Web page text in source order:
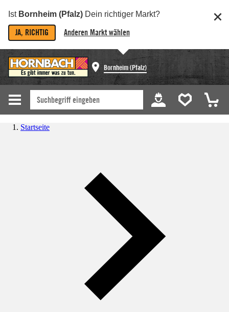
Ist Bornheim (Pfalz) Dein richtiger Markt?
JA, RICHTIG Anderen Markt wählen
Bornheim (Pfalz)
Startseite